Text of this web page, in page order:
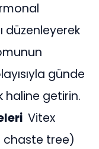
düzenleyerek
günde
haline getirin.
Vitex
chaste tree)